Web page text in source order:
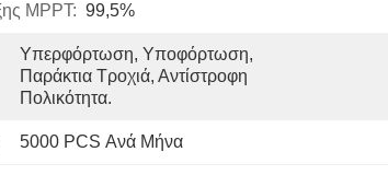
MPPT: 99,5%
Υπερφόρτωση, Υποφόρτωση,
Παράκτια Τροχιά, Αντίστροφη
Πολικότητα.
5000 PCS Ανά Μήνα